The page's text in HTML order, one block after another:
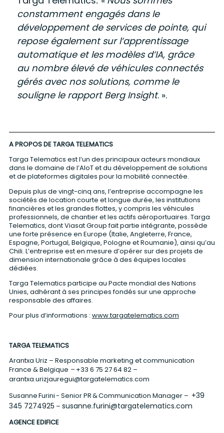
constamment engagés dans le
développement de services de pointe, qui
repose également sur l’apprentissage
automatique et les modèles d’IA, grâce
au nombre élevé de véhicules connectés
gérés avec nos solutions, comme le
souligne le rapport Berg Insight. ».
A PROPOS DE TARGA TELEMATICS
Targa Telematics est l’un des principaux acteurs mondiaux
dans le domaine de l’AIoT et du développement de solutions
et de plateformes digitales pour la mobilité connectée.
Depuis plus de vingt-cinq ans, l’entreprise accompagne les
sociétés de location courte et longue durée, les institutions
financières et les grandes flottes, y compris les véhicules
professionnels, de chantier et les actifs aéroportuaires. Targa
Telematics, dont Viasat Group fait partie intégrante, possède
une forte présence en Europe (Italie, Angleterre, France,
Espagne, Portugal, Belgique, Pologne et Roumanie), ainsi qu’au
Chili. L’entreprise est en mesure d’opérer sur des projets de
dimension internationale grâce à des équipes locales
dédiées.
Targa Telematics participe au Pacte mondial des Nations
Unies, adhérant à ses principes fondés sur une approche
responsable des affaires.
Pour plus d’informations : www.targatelematics.com
TARGA TELEMATICS
Arantxa Uriz – Responsable marketing et communication
France & Belgique –+33 6 75 27 64 82 –
arantxa.urizjauregui@targatelematics.com
Susanne Furini - Senior PR & Communication Manager – +39
345 7274925 – susanne.furini@targatelematics.com
AGENCE EDIFICE